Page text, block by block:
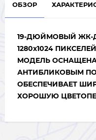
ОБЗОР
19-ДЮЙМОВЫЙ ЖК-
1280x1024
МОДЕЛЬ
АНТИБЛИКОВЫМ
ОБЕСПЕЧИВАЕТ
ХОРОШУЮ